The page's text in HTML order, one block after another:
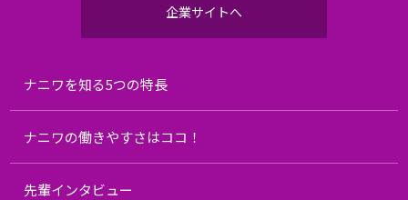
企業サイトへ
ナニワを知る5つの特長
ナニワの働きやすさはココ！
先輩インタビュー